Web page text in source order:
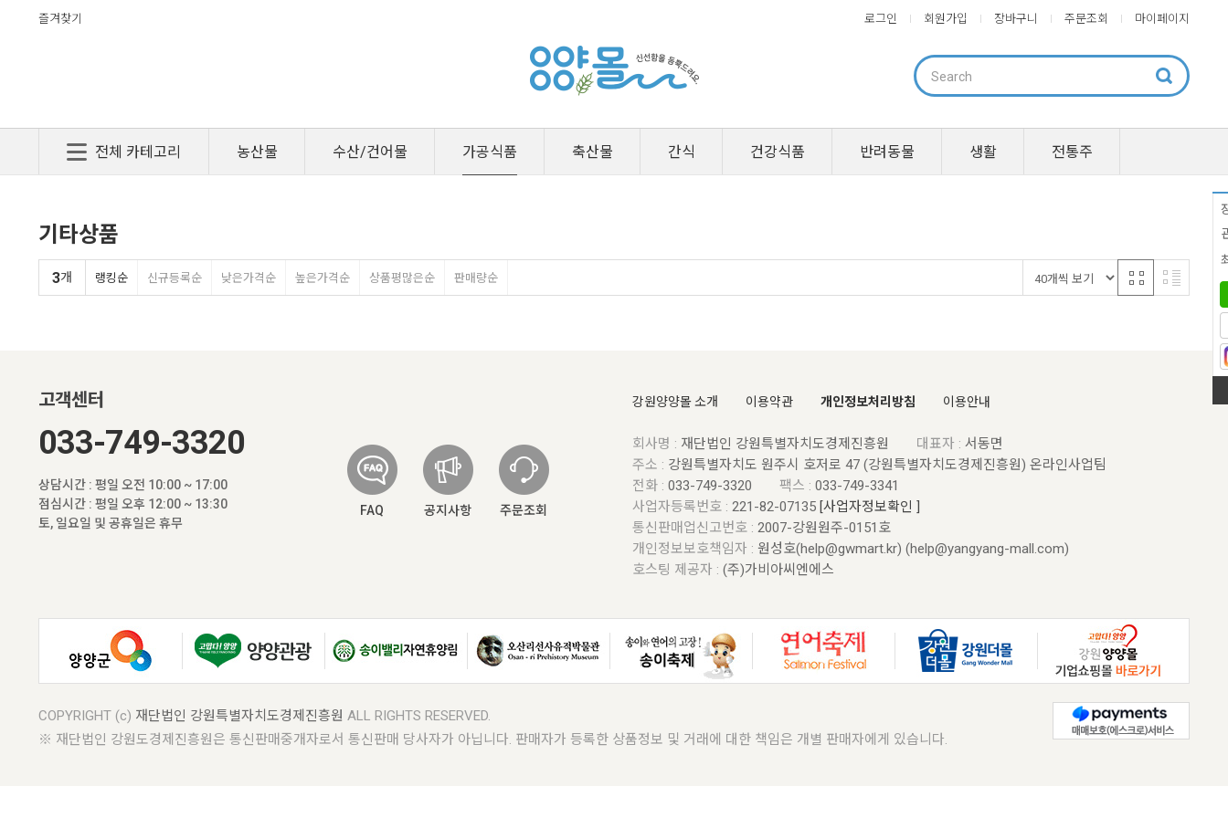
즐겨찾기 로그인 회원가입 장바구니 주문조회 마이페이지
전체 카테고리 농산물 수산/건어물 가공식품 축산물 간식 건강식품 반려동물 생활 전통주
기타상품
3개 랭킹순 신규등록순 낮은가격순 높은가격순 상품평많은순 판매량순
고객센터
033-749-3320
상담시간 : 평일 오전 10:00 ~ 17:00
점심시간 : 평일 오후 12:00 ~ 13:30
토, 일요일 및 공휴일은 휴무
FAQ 공지사항 주문조회
강원양양몰 소개 이용약관 개인정보처리방침 이용안내
회사명 : 재단법인 강원특별자치도경제진흥원 대표자 : 서동면
주소 : 강원특별자치도 원주시 호저로 47 (강원특별자치도경제진흥원) 온라인사업팀
전화 : 033-749-3320 팩스 : 033-749-3341
사업자등록번호 : 221-82-07135 [사업자정보확인 ]
통신판매업신고번호 : 2007-강원원주-0151호
개인정보보호책임자 : 원성호(help@gwmart.kr) (help@yangyang-mall.com)
호스팅 제공자 : (주)가비아씨엔에스
COPYRIGHT (c) 재단법인 강원특별자치도경제진흥원 ALL RIGHTS RESERVED.
※ 재단법인 강원도경제진흥원은 통신판매중개자로서 통신판매 당사자가 아닙니다. 판매자가 등록한 상품정보 및 거래에 대한 책임은 개별 판매자에게 있습니다.